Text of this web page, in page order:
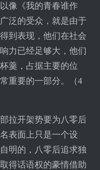
像《我的青春谁作
泛的受众，就是由于
到表现，他们在社会
力已经足够大，他们
羹，占据主要的位
重要的一部分。（4
拉开架势要为八零后
表面上只是一个设
明的，八零后追求独
得话语权的豪情借助